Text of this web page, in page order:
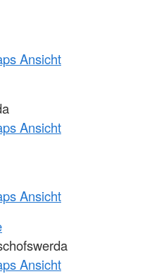
Ansicht
Ansicht
Ansicht
Ansicht